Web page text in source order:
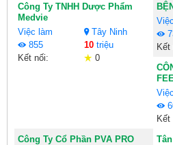
Công Ty TNHH Dược Phẩm
Medvie
Việc làm
Tây Ninh
855
10triệu
Kết nối:
0
Kết
Kết
Công Ty Cổ Phần PVA PRO